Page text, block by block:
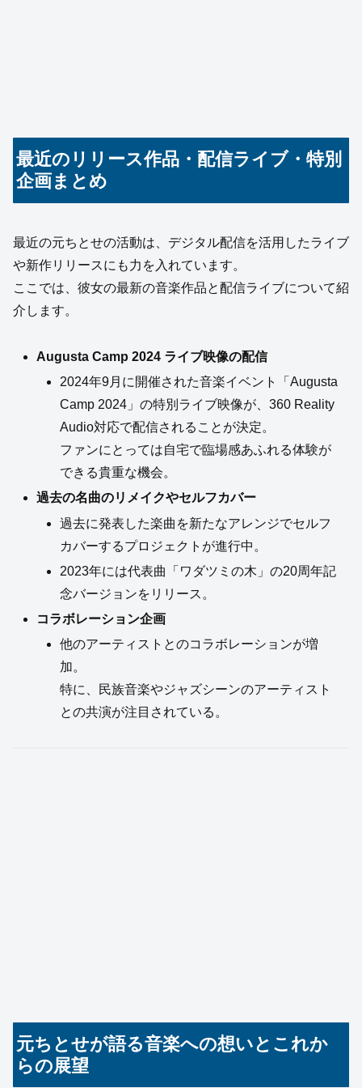
最近のリリース作品・配信ライブ・特別
企画まとめ
最近の元ちとせの活動は、デジタル配信を活用したライブ
や新作リリースにも力を入れています。
ここでは、彼女の最新の音楽作品と配信ライブについて紹
介します。
Augusta Camp 2024 ライブ映像の配信
2024年9月に開催された音楽イベント「Augusta
Camp 2024」の特別ライブ映像が、360 Reality
Audio対応で配信されることが決定。
ファンにとっては自宅で臨場感あふれる体験が
できる貴重な機会。
過去の名曲のリメイクやセルフカバー
過去に発表した楽曲を新たなアレンジでセルフ
カバーするプロジェクトが進行中。
2023年には代表曲「ワダツミの木」の20周年記
念バージョンをリリース。
コラボレーション企画
他のアーティストとのコラボレーションが増
加。
特に、民族音楽やジャズシーンのアーティスト
との共演が注目されている。
元ちとせが語る音楽への想いとこれか
らの展望